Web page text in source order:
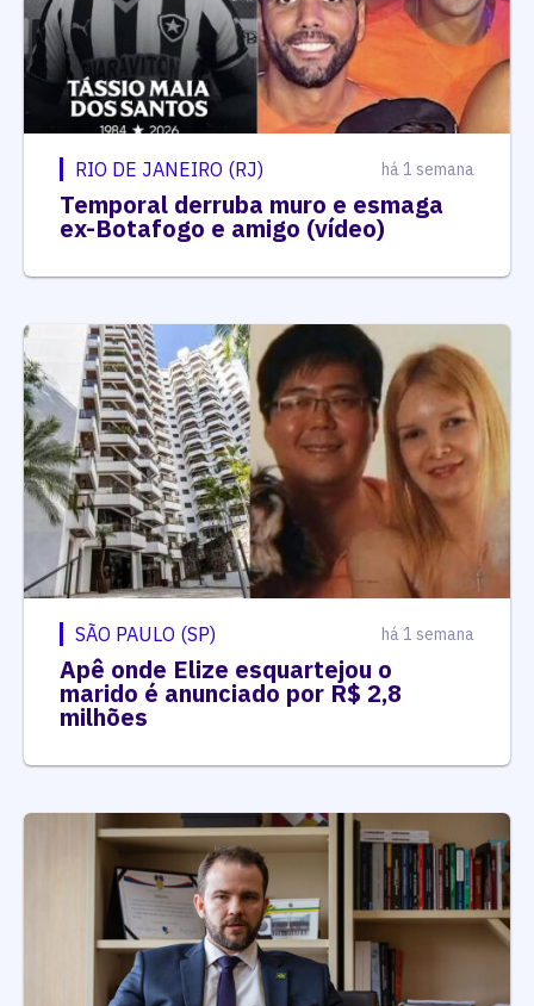
RIO DE JANEIRO (RJ) há 1 semana
Temporal derruba muro e esmaga
ex-Botafogo e amigo (vídeo)
SÃO PAULO (SP) há 1 semana
Apê onde Elize esquartejou o
marido é anunciado por R$ 2,8
milhões